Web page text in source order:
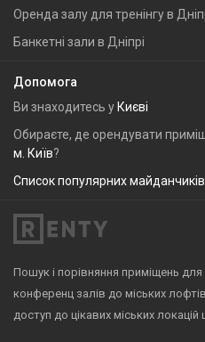
Оренда залу для тренінгу в
Банкетні зали в Дніпрі
Допомога
Ви знаходитесь у Києві
Обираєте, де орендувати
м. Київ?
Список популярних майданчиків
Пошук і порівняння приміщень для
конференц залів до міських
доступ до цікавих міських